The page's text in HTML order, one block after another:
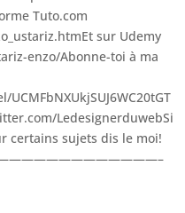
Tuto.com
sur Udemy
enzo/Abonne-toi à ma
LedesignerduwebSi
certains sujets dis le moi!